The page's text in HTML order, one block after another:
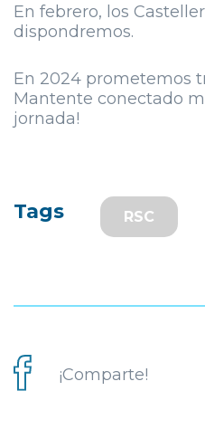
En febrero, los
dispondremos.
En 2024 prometemos
Mantente conectado
jornada!
Tags RSC
¡Comparte!